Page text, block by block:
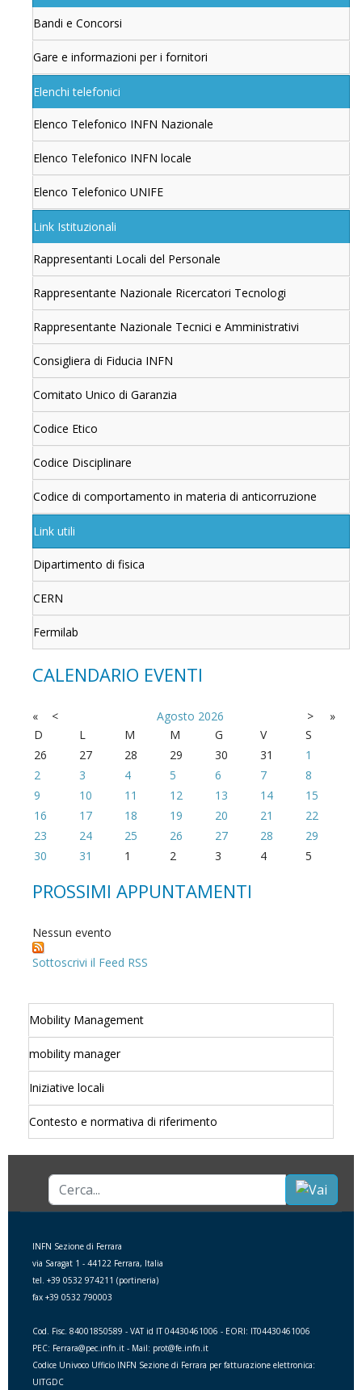
Bandi e Concorsi
Gare e informazioni per i fornitori
Elenchi telefonici
Elenco Telefonico INFN Nazionale
Elenco Telefonico INFN locale
Elenco Telefonico UNIFE
Link Istituzionali
Rappresentanti Locali del Personale
Rappresentante Nazionale Ricercatori Tecnologi
Rappresentante Nazionale Tecnici e Amministrativi
Consigliera di Fiducia INFN
Comitato Unico di Garanzia
Codice Etico
Codice Disciplinare
Codice di comportamento in materia di anticorruzione
Link utili
Dipartimento di fisica
CERN
Fermilab
CALENDARIO EVENTI
« < Agosto 2026 >
»
D
L M M G V
S
26
27 28 29 30 31
1
2
3 4 5 6 7
8
9
10 11 12 13 14
15
16
17 18 19 20 21
22
23
24 25 26 27 28
29
30
31 1 2 3 4 5
PROSSIMI APPUNTAMENTI
Nessun evento
Sottoscrivi il Feed RSS
Mobility Management
mobility manager
Iniziative locali
Contesto e normativa di riferimento
Cerca...
INFN Sezione di Ferrara
via Saragat 1 - 44122 Ferrara, Italia
tel. +39 0532 974211 (portineria)
fax +39 0532 790003
Cod. Fisc. 84001850589 - VAT id IT 04430461006 - EORI: IT04430461006
PEC: Ferrara@pec.infn.it - Mail: prot@fe.infn.it
Codice Univoco Ufficio INFN Sezione di Ferrara per fatturazione elettronica:
UITGDC